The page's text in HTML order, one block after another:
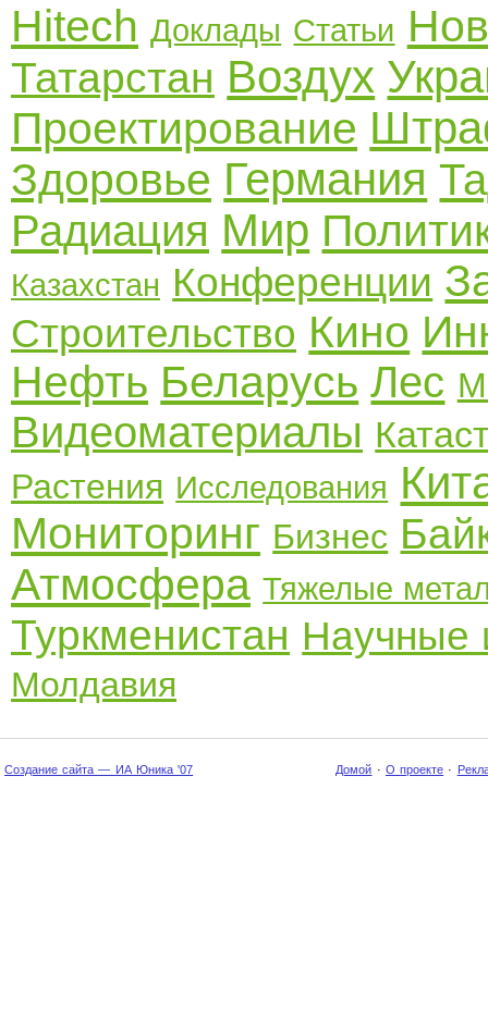
Hitech Доклады Статьи
Татарстан Воздух
Проектирование
Здоровье Германия
Радиация Мир
Казахстан Конференции
Строительство Кино
Нефть Беларусь Лес
Видеоматериалы
Растения Исследования
Мониторинг Бизнес
Атмосфера Тяжелые
Туркменистан Научные
Молдавия
Создание сайта — ИА Юника '07 Домой · О проекте ·